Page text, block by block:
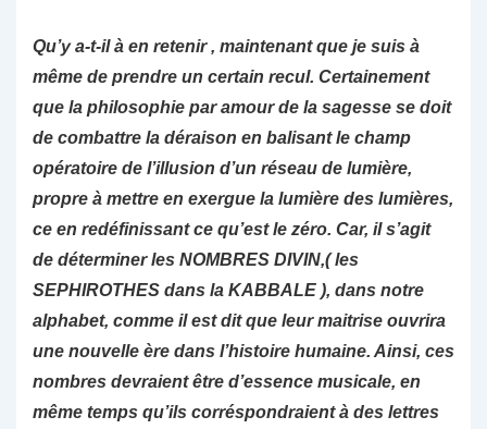
Qu’y a-t-il à en retenir , maintenant que je suis à
même de prendre un certain recul. Certainement
que la philosophie par amour de la sagesse se doit
de combattre la déraison en balisant le champ
opératoire de l’illusion d’un réseau de lumière,
propre à mettre en exergue la lumière des lumières,
ce en redéfinissant ce qu’est le zéro. Car, il s’agit
de déterminer les NOMBRES DIVIN,( les
SEPHIROTHES dans la KABBALE ), dans notre
alphabet, comme il est dit que leur maitrise ouvrira
une nouvelle ère dans l’histoire humaine. Ainsi, ces
nombres devraient être d’essence musicale, en
même temps qu’ils corréspondraient à des lettres